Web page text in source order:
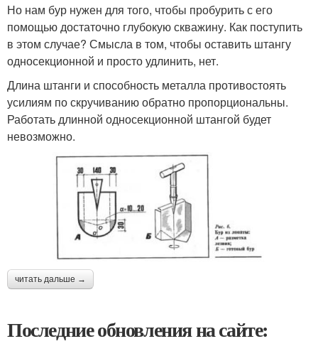
Но нам бур нужен для того, чтобы пробурить с его
помощью достаточно глубокую скважину. Как поступить
в этом случае? Смысла в том, чтобы оставить штангу
односекционной и просто удлинить, нет.
Длина штанги и способность металла противостоять
усилиям по скручиванию обратно пропорциональны.
Работать длинной односекционной штангой будет
невозможно.
читать дальше →
Последние обновления на сайте: